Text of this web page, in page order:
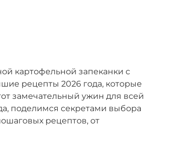
картофельной запеканки с
рецепты 2026 года, которые
замечательный ужин для всей
поделимся секретами выбора
рецептов, от